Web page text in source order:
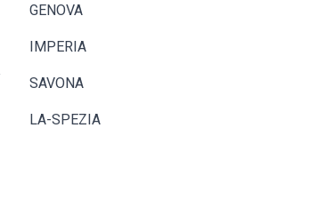
GENOVA
IMPERIA
SAVONA
LA-SPEZIA